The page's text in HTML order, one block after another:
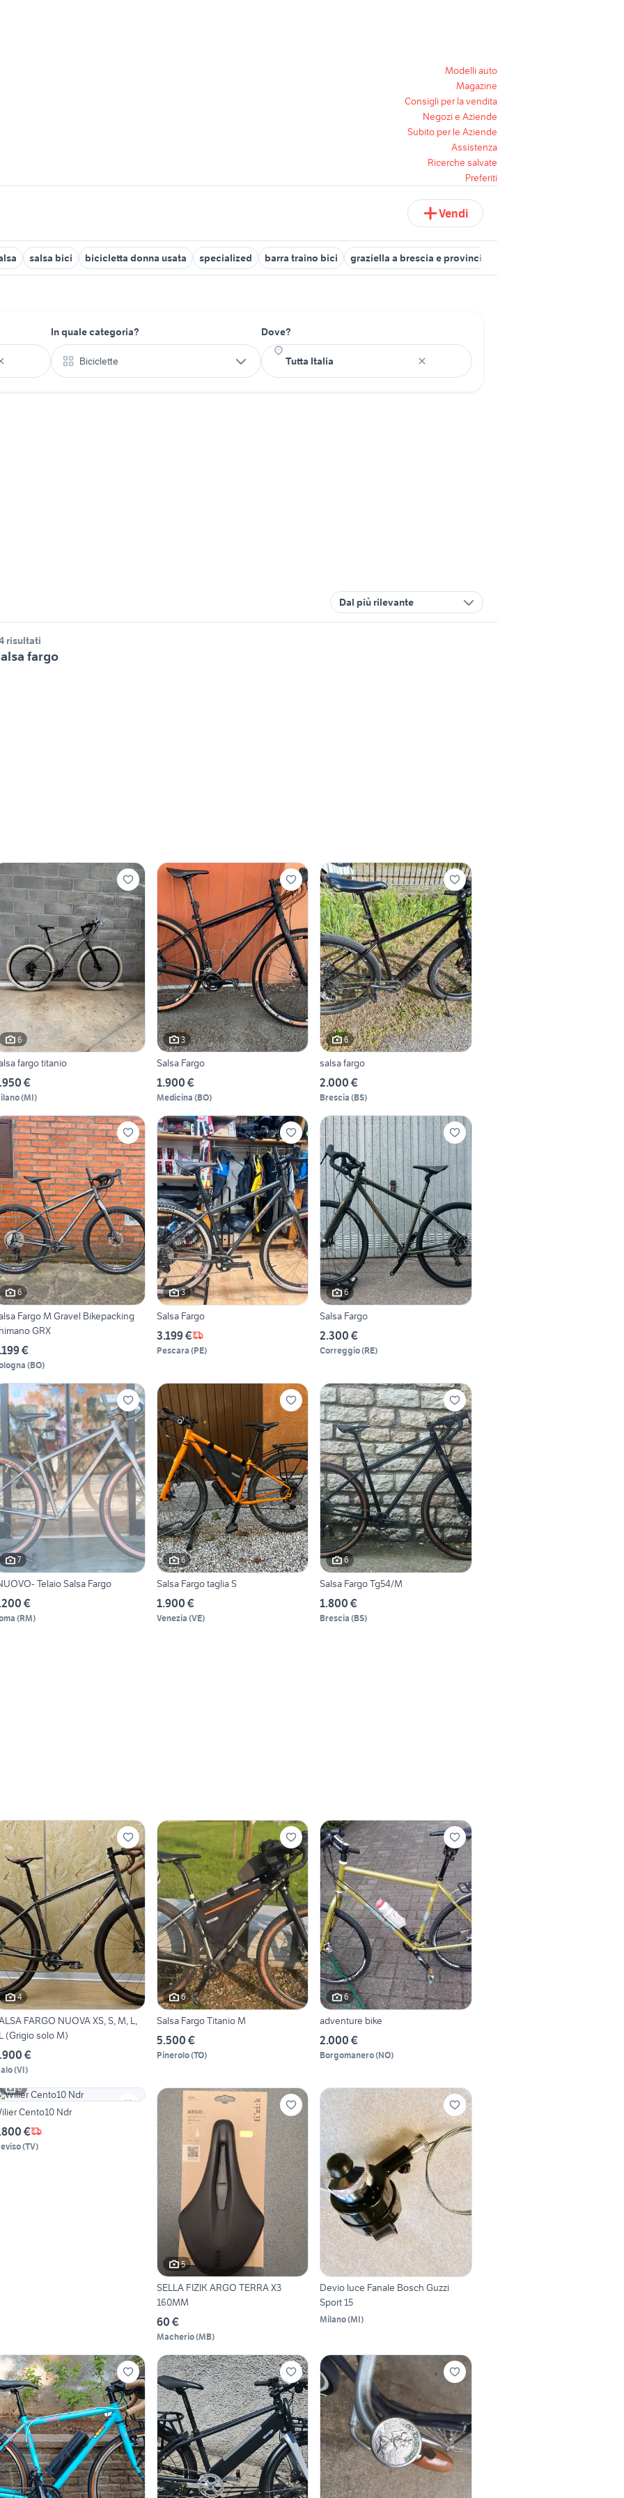
Modelli auto
Magazine
Consigli per la vendita
Negozi e Aziende
Subito per le Aziende
Assistenza
Ricerche salvate
Preferiti
Vendi
salsa bici bicicletta donna usata specialized barra traino bici graziella a brescia e provincia
In quale categoria?
Biciclette
Dove?
Dal più rilevante
risultati
fargo
6
fargo titanio
€
(MI)
3
Salsa Fargo
1.900 €
Medicina (BO)
6
salsa fargo
2.000 €
Brescia (BS)
6
Fargo M Gravel Bikepacking
GRX
€
(BO)
3
Salsa Fargo
3.199 €
Pescara (PE)
6
Salsa Fargo
2.300 €
Correggio(RE)
7
Telaio Salsa Fargo
€
(RM)
6
Salsa Fargo taglia S
1.900 €
Venezia (VE)
6
Salsa Fargo Tg54/M
1.800 €
Brescia (BS)
4
FARGO NUOVA XS, S, M, L,
(Grigio solo M)
€
(VI)
6
Salsa Fargo Titanio M
5.500 €
Pinerolo(TO)
6
adventure bike
2.000 €
Borgomanero(NO)
6
Cento10 Ndr
€
(TV)
5
SELLA FIZIK ARGO TERRA X3
160MM
60 €
Macherio(MB)
Devio luce Fanale Bosch Guzzi
Sport 15
Milano(MI)